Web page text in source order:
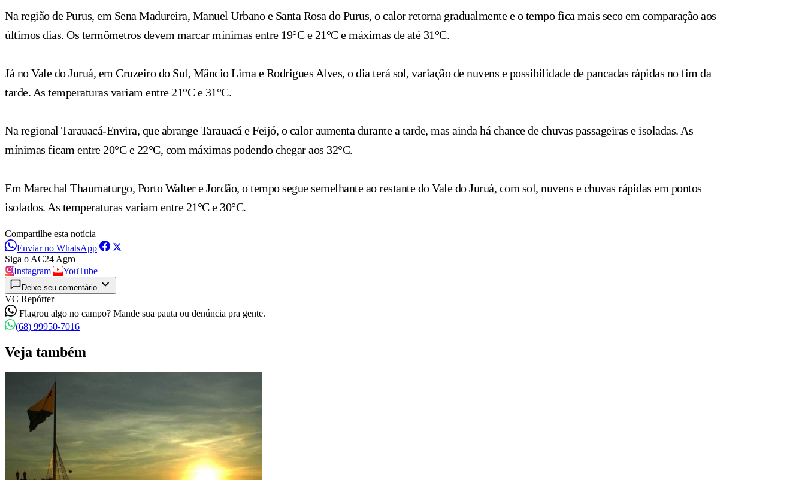
Na região de Purus, em Sena Madureira, Manuel Urbano e Santa Rosa do Purus, o calor retorna gradualmente e o tempo fica mais seco em comparação aos
últimos dias. Os termômetros devem marcar mínimas entre 19°C e 21°C e máximas de até 31°C.
Já no Vale do Juruá, em Cruzeiro do Sul, Mâncio Lima e Rodrigues Alves, o dia terá sol, variação de nuvens e possibilidade de pancadas rápidas no fim da
tarde. As temperaturas variam entre 21°C e 31°C.
Na regional Tarauacá-Envira, que abrange Tarauacá e Feijó, o calor aumenta durante a tarde, mas ainda há chance de chuvas passageiras e isoladas. As
mínimas ficam entre 20°C e 22°C, com máximas podendo chegar aos 32°C.
Em Marechal Thaumaturgo, Porto Walter e Jordão, o tempo segue semelhante ao restante do Vale do Juruá, com sol, nuvens e chuvas rápidas em pontos
isolados. As temperaturas variam entre 21°C e 30°C.
Compartilhe esta notícia
Enviar no WhatsApp
Siga o AC24 Agro
Instagram
YouTube
Deixe seu comentário
VC Repórter
Flagrou algo no campo? Mande sua pauta ou denúncia pra gente.
(68) 99950-7016
Veja também